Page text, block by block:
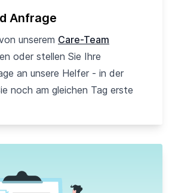
Anfrage
unserem Care-Team
oder stellen Sie Ihre
an unsere Helfer - in der
noch am gleichen Tag erste